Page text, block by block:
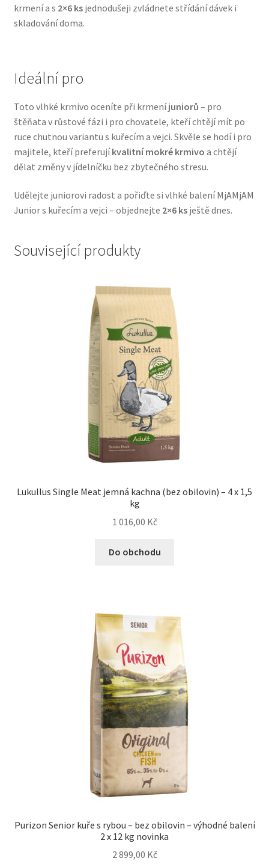
Purizon pro psy — Vysoký obsah masa, bez obilovin
Veterinární dieta pro psy
Vodítka a obojky
Wolf of Wilderness
krmení a s 2×6 ksjednodušeji zvládnete střídání dávek i
skladování doma.
Ideální pro
Toto vlhké krmivo oceníte při krmeníjuniorů – pro
štěňata v růstové fázi i pro chovatele, kteří chtějí mít po
ruce chutnou variantu s kuřecím a vejci. Skvěle se hodí i pro
majitele, kteří preferujíkvalitní mokré krmivo a chtějí
dělat změny v jídelníčku bez zbytečného stresu.
Udělejte juniorovi radost a pořiďte si vlhké balení MjAMjAM
Junior s kuřecím a vejci – objednejte 2×6 ksještě dnes.
Související produkty
Lukullus Single Meat jemná kachna (bez obilovin) – 4 x 1,5
kg
1 016,00 Kč
Do obchodu
Purizon Senior kuře s rybou – bez obilovin – výhodné balení
2 x 12 kg novinka
2 899,00 Kč